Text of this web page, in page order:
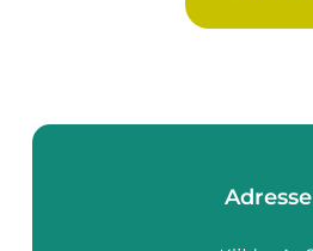
Adresse